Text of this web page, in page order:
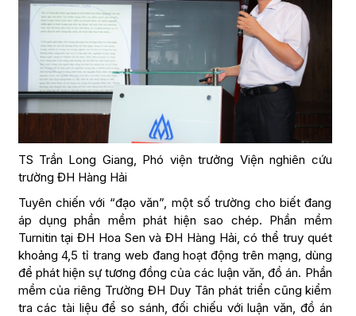
TS Trần Long Giang, Phó viện trưởng Viện nghiên cứu
trường ĐH Hàng Hải
Tuyên chiến với “đạo văn”, một số trường cho biết đang
áp dụng phần mềm phát hiện sao chép. Phần mềm
Turnitin tại ĐH Hoa Sen và ĐH Hàng Hải, có thể truy quét
khoảng 4,5 tỉ trang web đang hoạt động trên mạng, dùng
để phát hiện sự tương đồng của các luận văn, đồ án. Phần
mềm của riêng Trường ĐH Duy Tân phát triển cũng kiểm
tra các tài liệu để so sánh, đối chiếu với luận văn, đồ án